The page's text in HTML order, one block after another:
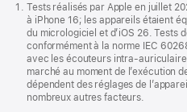
Tests réalisés par Apple en juillet
à iPhone 16; les appareils étaient
du micrologiciel et d’iOS 26. Tests
conformément à la norme IEC
avec les écouteurs intra-
marché au moment de l’exécution
dépendent des réglages de
nombreux autres facteurs.